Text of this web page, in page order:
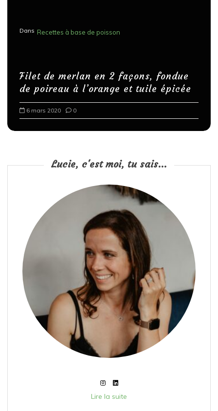
Dans Recettes à base de poisson
Filet de merlan en 2 façons, fondue
de poireau à l’orange et tuile épicée
6 mars 2020 0
Lucie, c'est moi, tu sais...
Lire la suite